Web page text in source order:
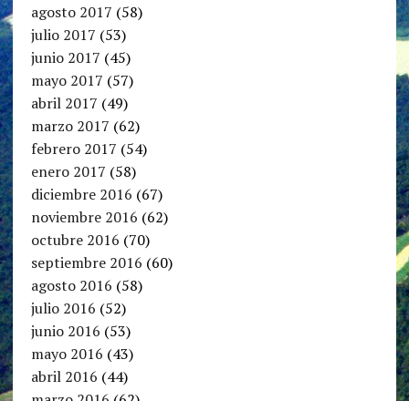
agosto 2017 (58)
julio 2017 (53)
junio 2017 (45)
mayo 2017 (57)
abril 2017 (49)
marzo 2017 (62)
febrero 2017 (54)
enero 2017 (58)
diciembre 2016 (67)
noviembre 2016 (62)
octubre 2016 (70)
septiembre 2016 (60)
agosto 2016 (58)
julio 2016 (52)
junio 2016 (53)
mayo 2016 (43)
abril 2016 (44)